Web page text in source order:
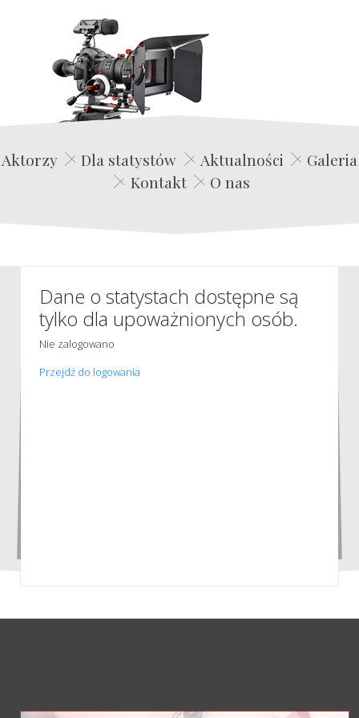
Edwin Film Agencja Aktorska
Aktorzy Dla statystów Aktualności
Galeria
Kontakt
O nas
Dane o statystach dostępne są
tylko dla upoważnionych osób.
Nie zalogowano
Przejdź do logowania